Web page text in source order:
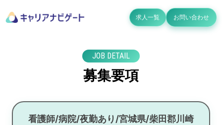
求人一覧 お問い合わせ
JOB DETAIL
募集要項
看護師/病院/夜勤あり/宮城県/柴田郡川崎